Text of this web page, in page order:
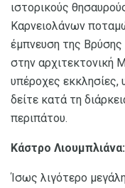
ιστορικούς
Καρνειολάνων
έμπνευση της
στην αρχιτεκτονική
υπέροχες
δείτε κατά τη
περιπάτου.
Κάστρο Λιουμπλιάνα:
Ίσως λιγότερο